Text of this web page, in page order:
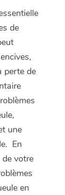
de
perte de
une
En
votre
en